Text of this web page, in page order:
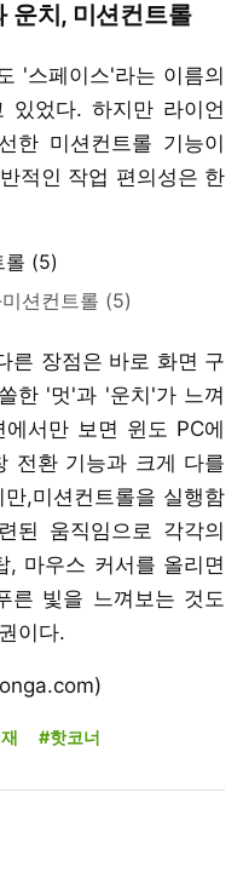
운치, 미션컨트롤
'스페이스'라는 이름의
있었다. 하지만 라이언
한 미션컨트롤 기능이
적인 작업 편의성은 한
션컨트롤 (5)
른 장점은 바로 화면 구
한 '멋'과 '운치'가 느껴
서만 보면 윈도 PC에
전환 기능과 크게 다를
,미션컨트롤을 실행함
된 움직임으로 각각의
, 마우스 커서를 올리면
른 빛을 느껴보는 것도
이다.
#핫코너